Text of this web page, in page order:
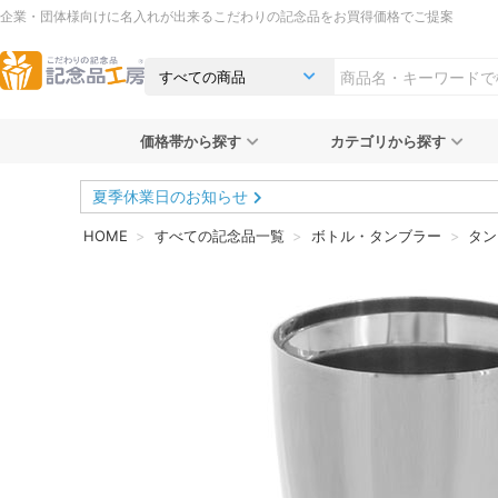
企業・団体様向けに名入れが出来るこだわりの記念品をお買得価格でご提案
価格帯から探す カテゴリから探す
夏季休業日のお知らせ
HOME すべての記念品一覧 ボトル・タンブラー タ